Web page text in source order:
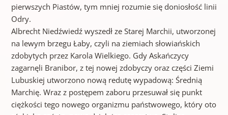
pierwszych Piastów, tym mniej rozumie się doniosłość linii
Odry.
Albrecht Niedźwiedź wyszedł ze Starej Marchii, utworzonej
na lewym brzegu Łaby, czyli na ziemiach słowiańskich
zdobytych przez Karola Wielkiego. Gdy Askańczycy
zagarnęli Branibor, z tej nowej zdobyczy oraz części Ziemi
Lubuskiej utworzono nową redutę wypadową: Średnią
Marchię. Wraz z postępem zaboru przesuwał się punkt
ciężkości tego nowego organizmu państwowego, który oto